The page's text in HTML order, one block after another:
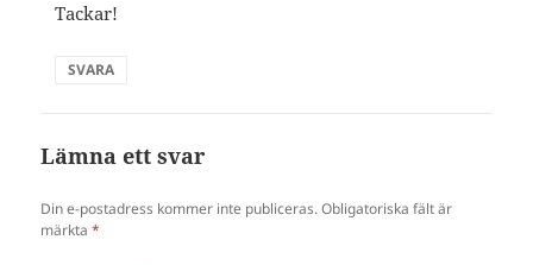
Tackar!
SVARA
Lämna ett svar
Din e-postadress kommer inte publiceras. Obligatoriska fält är
märkta*